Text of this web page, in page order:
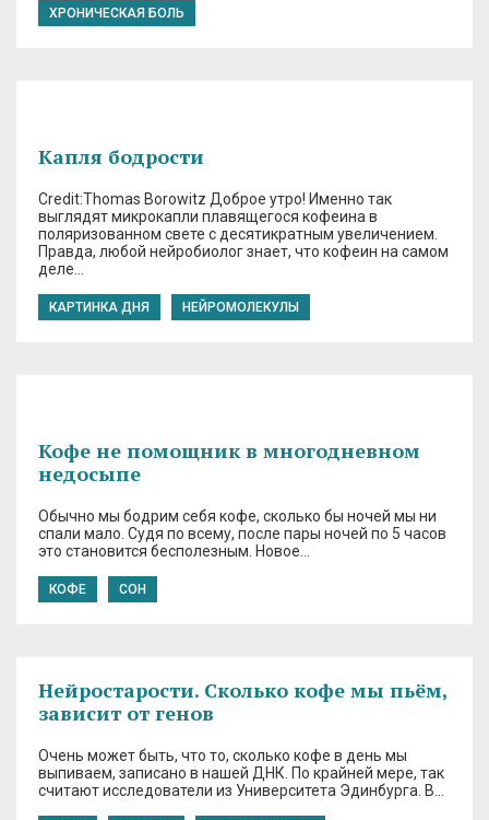
ХРОНИЧЕСКАЯ БОЛЬ
Капля бодрости
Credit:Thomas Borowitz Доброе утро! Именно так
выглядят микрокапли плавящегося кофеина в
поляризованном свете с десятикратным увеличением.
Правда, любой нейробиолог знает, что кофеин на самом
деле…
КАРТИНКА ДНЯ НЕЙРОМОЛЕКУЛЫ
Кофе не помощник в многодневном
недосыпе
Обычно мы бодрим себя кофе, сколько бы ночей мы ни
спали мало. Судя по всему, после пары ночей по 5 часов
это становится бесполезным. Новое…
КОФЕ СОН
Нейростарости. Сколько кофе мы пьём,
зависит от генов
Очень может быть, что то, сколько кофе в день мы
выпиваем, записано в нашей ДНК. По крайней мере, так
считают исследователи из Университета Эдинбурга. В…